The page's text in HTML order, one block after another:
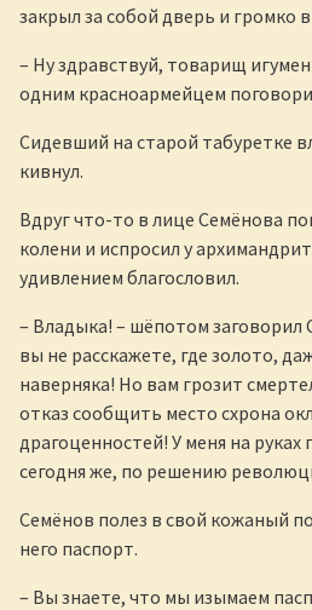
закрыл за собой дверь и громко
– Ну здравствуй, товарищ
одним красноармейцем
Сидевший на старой табуретке
кивнул.
Вдруг что-то в лице Семёнова
колени и испросил у
удивлением благословил.
– Владыка! – шёпотом заговорил
вы не расскажете, где золото,
наверняка! Но вам грозит
отказ сообщить место схрона
драгоценностей! У меня на руках
сегодня же, по решению
Семёнов полез в свой кожаный
него паспорт.
– Вы знаете, что мы изымаем